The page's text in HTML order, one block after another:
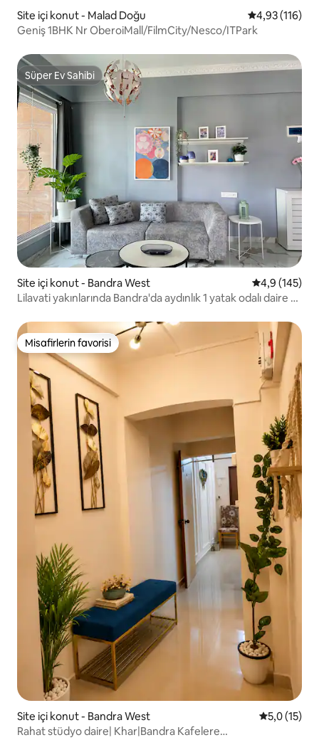
Site içi konut - Malad Doğu 5 üzerinden
4,93 (116)
Geniş 1BHK Nr OberoiMall/FilmCity/Nesco/ITPark
Süper Ev Sahibi
Süper Ev Sahibi
Site içi konut - Bandra West 5 üzerinden
4,9 (145)
Lilavati yakınlarında Bandra'da aydınlık 1 yatak odalı daire -
Misafirlerin favorisi
Misafirlerin favorisi
Site içi konut - Bandra West 55,0 (15)
Rahat stüdyo daire| Khar|Bandra Kafelere